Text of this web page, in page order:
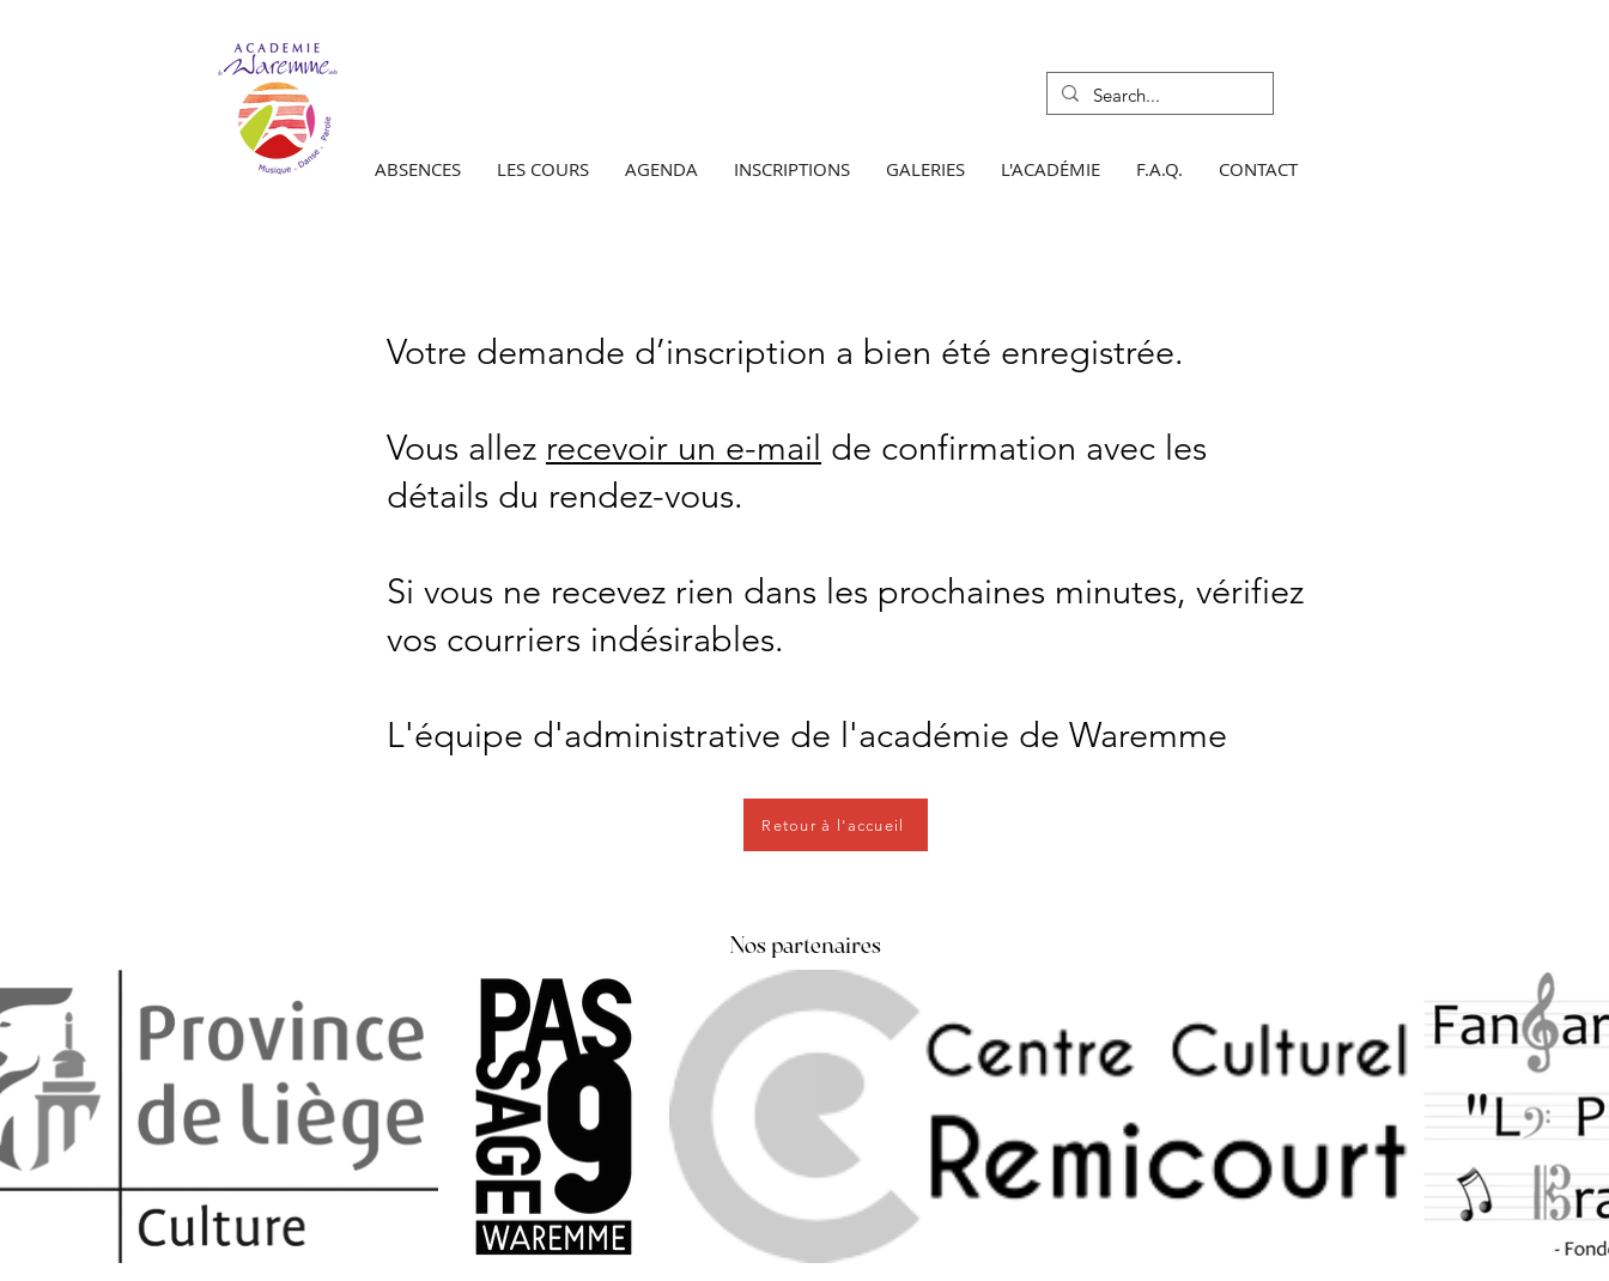
ABSENCES LES COURS AGENDA INSCRIPTIONS GALERIES L'ACADÉMIE F.A.Q. CONTACT
Votre demande d’inscription a bien été enregistrée.
Vous allez recevoir un e-mail de confirmation avec les
détails du rendez-vous.
Si vous ne recevez rien dans les prochaines minutes, vérifiez
vos courriers indésirables.
L'équipe d'administrative de l'académie de Waremme
Retour à l'accueil
Nos partenaires